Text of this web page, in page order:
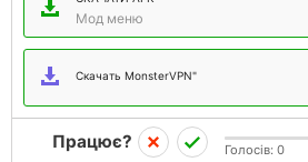
Мод меню
Скачать MonsterVPN"
Працює? Голосів: 0